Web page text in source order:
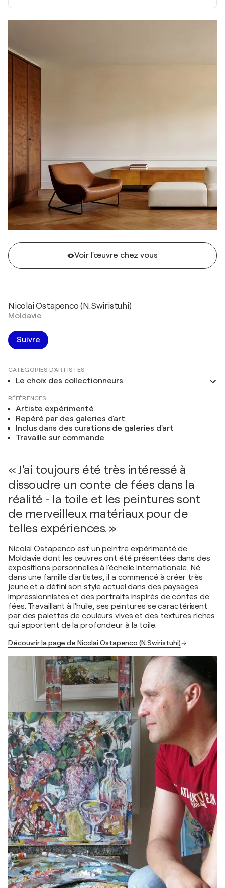
Voir l'œuvre chez vous
Nicolai Ostapenco (N.Swiristuhi)
Moldavie
Suivre
CATÉGORIES D'ARTISTES
Le choix des collectionneurs
RÉFÉRENCES
Artiste expérimenté
Repéré par des galeries d'art
Inclus dans des curations de galeries d'art
Travaille sur commande
« J'ai toujours été très intéressé à
dissoudre un conte de fées dans la
réalité - la toile et les peintures sont
de merveilleux matériaux pour de
telles expériences. »
Nicolai Ostapenco est un peintre expérimenté de
Moldavie dont les œuvres ont été présentées dans des
expositions personnelles à l'échelle internationale. Né
dans une famille d'artistes, il a commencé à créer très
jeune et a défini son style actuel dans des paysages
impressionnistes et des portraits inspirés de contes de
fées. Travaillant à l'huile, ses peintures se caractérisent
par des palettes de couleurs vives et des textures riches
qui apportent de la profondeur à la toile.
Découvrir la page de Nicolai Ostapenco (N.Swiristuhi)